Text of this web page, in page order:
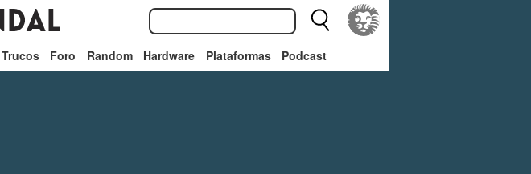
Trucos Foro Random Hardware Plataformas Podcast